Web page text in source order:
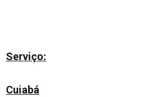
Serviço:
Cuiabá